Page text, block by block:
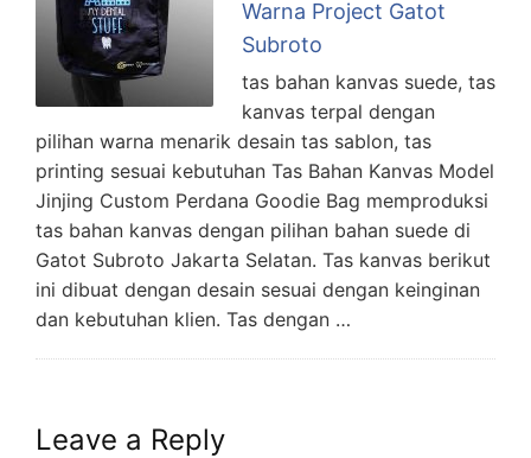
Warna Project Gatot
Subroto
tas bahan kanvas suede, tas
kanvas terpal dengan
pilihan warna menarik desain tas sablon, tas
printing sesuai kebutuhan Tas Bahan Kanvas Model
Jinjing Custom Perdana Goodie Bag memproduksi
tas bahan kanvas dengan pilihan bahan suede di
Gatot Subroto Jakarta Selatan. Tas kanvas berikut
ini dibuat dengan desain sesuai dengan keinginan
dan kebutuhan klien. Tas dengan …
Leave a Reply